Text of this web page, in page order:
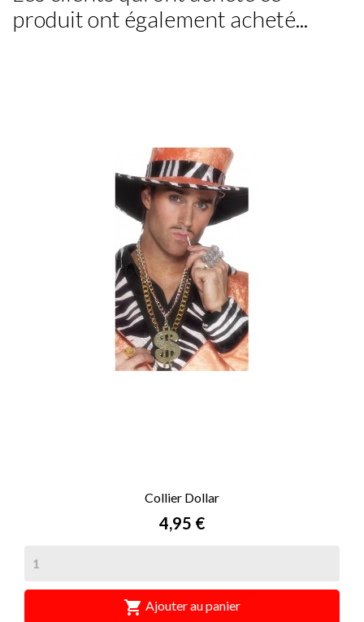
produit ont également acheté...
Collier Dollar
Prix
4,95 €
 Ajouter au panier